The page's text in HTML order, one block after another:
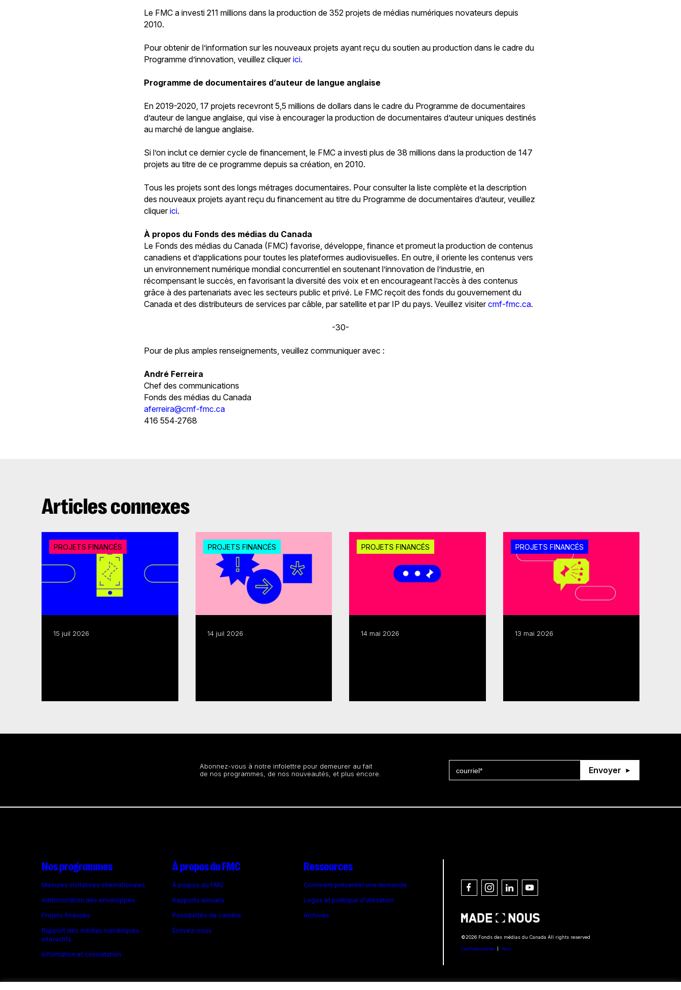
Le FMC a investi 211 millions dans la production de 352 projets de médias numériques novateurs depuis
2010.
Pour obtenir de l’information sur les nouveaux projets ayant reçu du soutien au production dans le cadre du
Programme d’innovation, veuillez cliquerici.
Programme de documentaires d’auteur de langue anglaise
En 2019-2020, 17 projets recevront 5,5 millions de dollars dans le cadre du Programme de documentaires
d’auteur de langue anglaise, qui vise à encourager la production de documentaires d’auteur uniques destinés
au marché de langue anglaise.
Si l’on inclut ce dernier cycle de financement, le FMC a investi plus de 38 millions dans la production de 147
projets au titre de ce programme depuis sa création, en 2010.
Tous les projets sont des longs métrages documentaires. Pour consulter la liste complète et la description
des nouveaux projets ayant reçu du financement au titre du Programme de documentaires d’auteur, veuillez
cliquerici.
À propos du Fonds des médias du Canada
Le Fonds des médias du Canada (FMC) favorise, développe, finance et promeut la production de contenus
canadiens et d’applications pour toutes les plateformes audiovisuelles. En outre, il oriente les contenus vers
un environnement numérique mondial concurrentiel en soutenant l’innovation de l’industrie, en
récompensant le succès, en favorisant la diversité des voix et en encourageant l’accès à des contenus
grâce à des partenariats avec les secteurs public et privé. Le FMC reçoit des fonds du gouvernement du
Canada et des distributeurs de services par câble, par satellite et par IP du pays. Veuillez visitercmf-fmc.ca.
-30-
Pour de plus amples renseignements, veuillez communiquer avec :
André Ferreira
Chef des communications
Fonds des médias du Canada
aferreira@cmf-fmc.ca
416 554‑2768
Articles connexes
PROJETS FINANCÉS
15 juil 2026
PROJETS FINANCÉS
14 juil 2026
PROJETS FINANCÉS
14 mai 2026
PROJETS FINANCÉS
13 mai 2026
Abonnez-vous à notre infolettre pour demeurer au fait
de nos programmes, de nos nouveautés, et plus encore.
Envoyer
Nos programmes
Mesures incitatives internationales
Administration des enveloppes
Projets financés
Rapport des médias numériques
interactifs
Information et consultation
À propos du FMC
À propos du FMC
Rapports annuels
Possibilités de carrière
Écrivez-nous
Ressources
Comment présenter une demande
Logos et politique d’utilisation
Archives
©2026 Fonds des médias du Canada All rights reserved
Confidentialité Avis